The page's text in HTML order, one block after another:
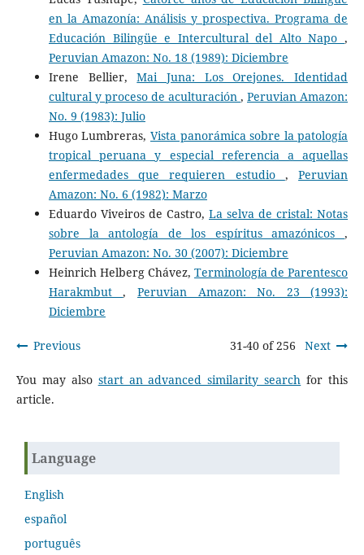
en la Amazonía: Análisis y prospectiva. Programa de
Educación Bilingüe e Intercultural del Alto Napo,
Peruvian Amazon: No. 18 (1989): Diciembre
Irene Bellier,Mai Juna: Los Orejones. Identidad
cultural y proceso de aculturación,Peruvian Amazon:
No. 9 (1983): Julio
Hugo Lumbreras, Vista panorámica sobre la patología
tropical peruana y especial referencia a aquellas
enfermedades que requieren estudio ,Peruvian
Amazon: No. 6 (1982): Marzo
Eduardo Viveiros de Castro, La selva de cristal: Notas
sobre la antología de los espíritus amazónicos,
Peruvian Amazon: No. 30 (2007): Diciembre
Heinrich Helberg Chávez,Terminología de Parentesco
Harakmbut, Peruvian Amazon: No. 23 (1993):
Diciembre
Previous 31-40 of 256 Next
You may also start an advanced similarity search for this
article.
Language
English
español
português